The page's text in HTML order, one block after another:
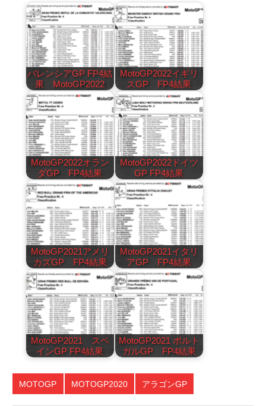
バレンシアGP FP4結
果 MotoGP2022
MotoGP2022イギリ
スGP FP4結果
MotoGP2022オラン
ダGP FP4結果
MotoGP2022ドイツ
GP FP4結果
MotoGP2021アメリ
カズGP FP4結果
MotoGP2021イタリ
アGP FP4結果
MotoGP2021 スペ
インGP FP4結果
MotoGP2021 ポルト
ガルGP FP4結果
MOTOGP MOTOGP2020 アラゴンGP